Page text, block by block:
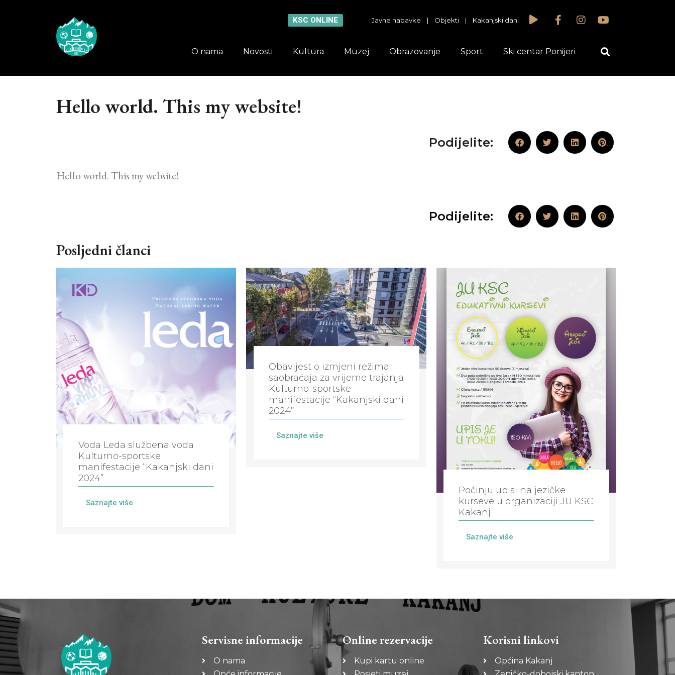
KSC ONLINE Javne nabavke | Objekti | Kakanjski dani
O nama Novosti Kultura Muzej Obrazovanje Sport Ski centar Ponijeri
Hello world. This my website!
Podijelite:
Hello world. This my website!
Podijelite:
Posljedni članci
Voda Leda službena voda
Kulturno-sportske
manifestacije “Kakanjski dani
2024”
Saznajte više
Obavijest o izmjeni režima
saobraćaja za vrijeme trajanja
Kulturno-sportske
manifestacije “Kakanjski dani
2024”
Saznajte više
Počinju upisi na jezičke
kurseve u organizaciji JU KSC
Kakanj
Saznajte više
Servisne informacije
O nama
Online rezervacije
Kupi kartu online
Korisni linkovi
Općina Kakanj